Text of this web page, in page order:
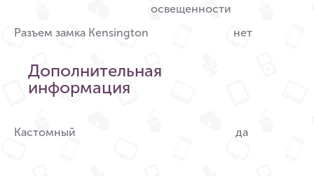
освещенности
Разъем замка Kensington
нет
Дополнительная
информация
Кастомный да